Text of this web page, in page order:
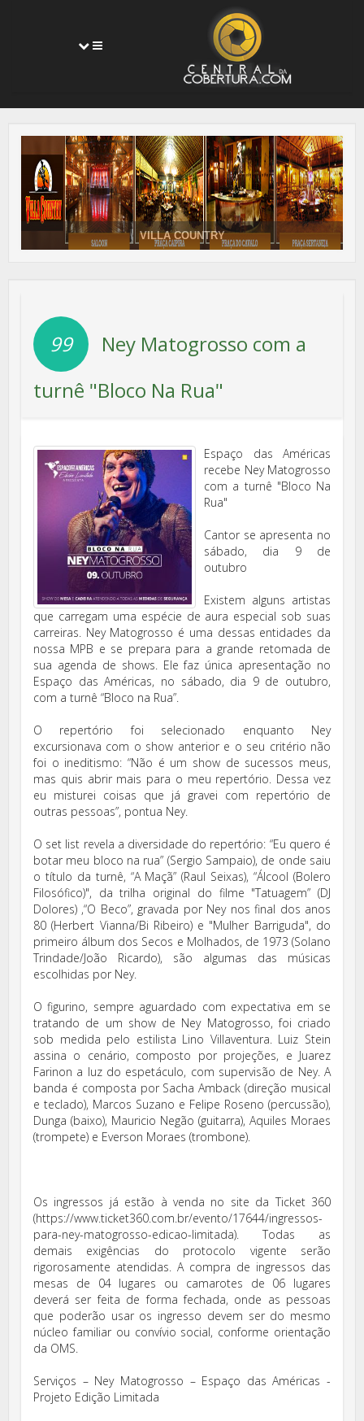
Toggle
VILLA COUNTRY
IVAN CARLOS SC
ESPACO DAS AMERICAS
99
Ney Matogrosso com a
turnê "Bloco Na Rua"
Espaço das Américas
recebe Ney Matogrosso
com a turnê "Bloco Na
Rua"
Cantor se apresenta no
sábado, dia 9 de
outubro
Existem alguns artistas
que carregam uma espécie de aura especial sob suas
carreiras. Ney Matogrosso é uma dessas entidades da
nossa MPB e se prepara para a grande retomada de
sua agenda de shows. Ele faz única apresentação no
Espaço das Américas, no sábado, dia 9 de outubro,
com a turnê “Bloco na Rua”.
O repertório foi selecionado enquanto Ney
excursionava com o show anterior e o seu critério não
foi o ineditismo: “Não é um show de sucessos meus,
mas quis abrir mais para o meu repertório. Dessa vez
eu misturei coisas que já gravei com repertório de
outras pessoas”, pontua Ney.
O set list revela a diversidade do repertório: “Eu quero é
botar meu bloco na rua” (Sergio Sampaio), de onde saiu
o título da turnê, “A Maçã” (Raul Seixas), “Álcool (Bolero
Filosófico)", da trilha original do filme "Tatuagem” (DJ
Dolores) ,“O Beco”, gravada por Ney nos final dos anos
80 (Herbert Vianna/Bi Ribeiro) e "Mulher Barriguda", do
primeiro álbum dos Secos e Molhados, de 1973 (Solano
Trindade/João Ricardo), são algumas das músicas
escolhidas por Ney.
O figurino, sempre aguardado com expectativa em se
tratando de um show de Ney Matogrosso, foi criado
sob medida pelo estilista Lino Villaventura. Luiz Stein
assina o cenário, composto por projeções, e Juarez
Farinon a luz do espetáculo, com supervisão de Ney. A
banda é composta por Sacha Amback (direção musical
e teclado), Marcos Suzano e Felipe Roseno (percussão),
Dunga (baixo), Mauricio Negão (guitarra), Aquiles Moraes
(trompete) e Everson Moraes (trombone).
Os ingressos já estão à venda no site da Ticket 360
(https://www.ticket360.com.br/evento/17644/ingressos-
para-ney-matogrosso-edicao-limitada). Todas as
demais exigências do protocolo vigente serão
rigorosamente atendidas. A compra de ingressos das
mesas de 04 lugares ou camarotes de 06 lugares
deverá ser feita de forma fechada, onde as pessoas
que poderão usar os ingresso devem ser do mesmo
núcleo familiar ou convívio social, conforme orientação
da OMS.
Serviços – Ney Matogrosso – Espaço das Américas -
Projeto Edição Limitada